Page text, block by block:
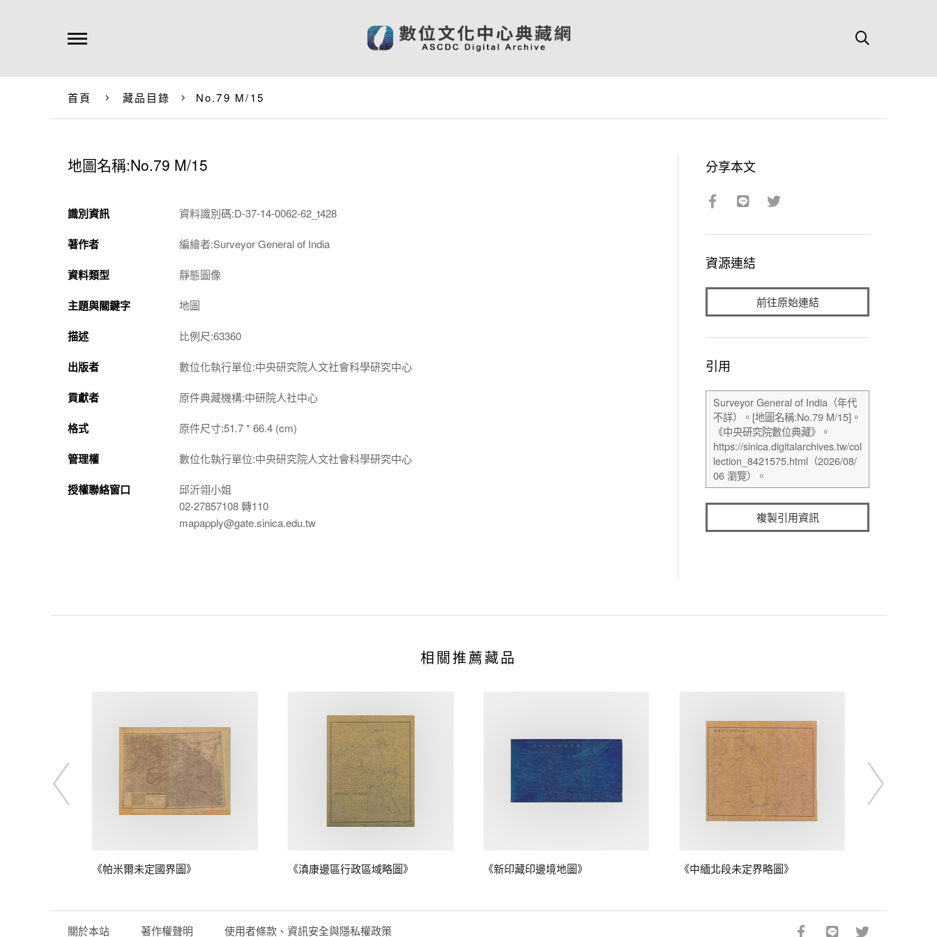
首頁 藏品目錄 No.79 M/15
地圖名稱:No.79 M/15
識別資訊 資料識別碼:D-37-14-0062-62_t428
著作者 編繪者:Surveyor General of India
資料類型 靜態圖像
主題與關鍵字 地圖
描述 比例尺:63360
出版者 數位化執行單位:中央研究院人文社會科學研究中心
貢獻者 原件典藏機構:中研院人社中心
格式 原件尺寸:51.7 * 66.4 (cm)
管理權 數位化執行單位:中央研究院人文社會科學研究中心
授權聯絡窗口
邱沂翎小姐
02-27857108 轉110
mapapply@gate.sinica.edu.tw
分享本文
資源連結
前往原始連結
引用
複製引用資訊
相關推薦藏品
《帕米爾未定國界圖》 《滇康邊區行政區域略圖》 《新印藏印邊境地圖》 《中緬北段未定界略圖》
關於本站 著作權聲明 使用者條款、資訊安全與隱私權政策